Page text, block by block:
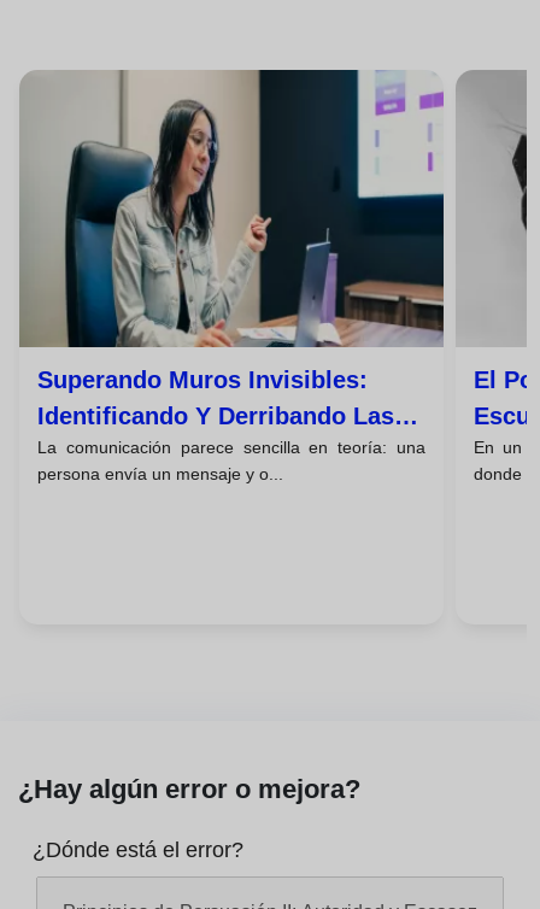
Superando Muros Invisibles:
Identificando Y Derribando Las
Barreras De La Comunicación
La comunicación parece sencilla en teoría: una
persona envía un mensaje y o...
El
La
En un
donde
¿Hay algún error o mejora?
¿Dónde está el error?